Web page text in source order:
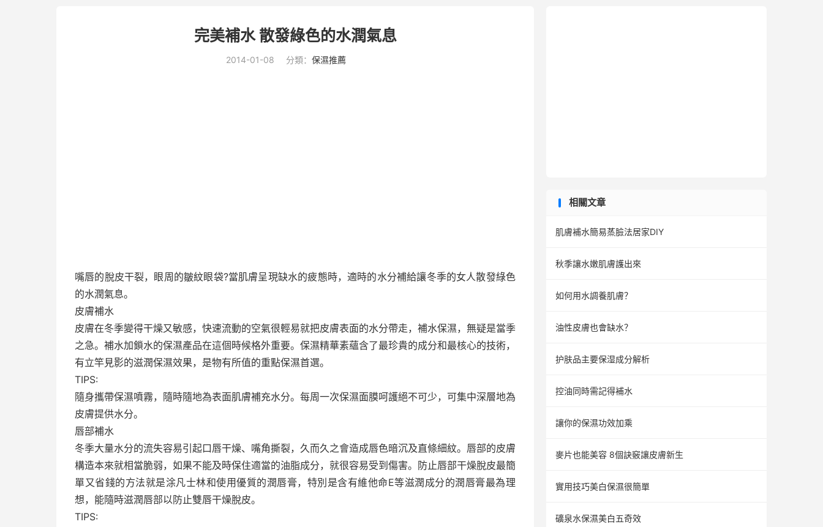
完美補水 散發綠色的水潤氣息
2014-01-08 分類： 保濕推薦
嘴唇的脫皮干裂，眼周的皺紋眼袋?當肌膚呈現缺水的疲態時，適時的水分補給讓冬季的女人散發綠色
的水潤氣息。
皮膚補水
皮膚在冬季變得干燥又敏感，快速流動的空氣很輕易就把皮膚表面的水分帶走，補水保濕，無疑是當季
之急。補水加鎖水的保濕產品在這個時候格外重要。保濕精華素蘊含了最珍貴的成分和最核心的技術，
有立竿見影的滋潤保濕效果，是物有所值的重點保濕首選。
TIPS:
隨身攜帶保濕噴霧，隨時隨地為表面肌膚補充水分。每周一次保濕面膜呵護絕不可少，可集中深層地為
皮膚提供水分。
唇部補水
冬季大量水分的流失容易引起口唇干燥、嘴角撕裂，久而久之會造成唇色暗沉及直條細紋。唇部的皮膚
構造本來就相當脆弱，如果不能及時保住適當的油脂成分，就很容易受到傷害。防止唇部干燥脫皮最簡
單又省錢的方法就是涂凡士林和使用優質的潤唇膏，特別是含有維他命E等滋潤成分的潤唇膏最為理
想，能隨時滋潤唇部以防止雙唇干燥脫皮。
TIPS:
相關文章
肌膚補水簡易蒸臉法居家DIY
秋季讓水嫩肌膚護出來
如何用水調養肌膚？
油性皮膚也會缺水？
护肤品主要保湿成分解析
控油同時需記得補水
讓你的保濕功效加乘
麥片也能美容 8個訣竅讓皮膚新生
實用技巧美白保濕很簡單
礦泉水保濕美白五奇效